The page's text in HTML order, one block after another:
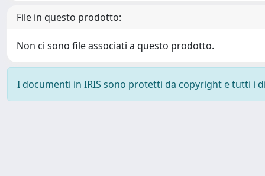
File in questo prodotto:
Non ci sono file associati a questo prodotto.
I documenti in IRIS sono protetti da copyright e tutti i